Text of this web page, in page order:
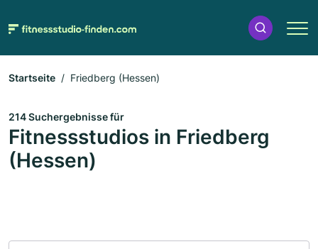
Startseite Friedberg (Hessen)
214 Suchergebnisse für
Fitnessstudios in Friedberg
(Hessen)